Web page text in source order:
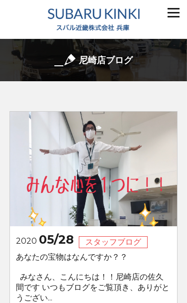
尼崎店ブログ
2020 05/28
スタッフブログ
あなたの宝物はなんですか？？
みなさん、こんにちは！！尼崎店の佐久
間です いつもブログをご覧頂き、ありがと
うござい...